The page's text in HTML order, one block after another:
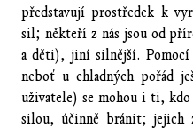
představují prostředek k
sil; někteří z nás jsou od
a děti), jiní silnější. Pomocí
neboť u chladných pořád
uživatele) se mohou i ti,
silou, účinně bránit; jejich